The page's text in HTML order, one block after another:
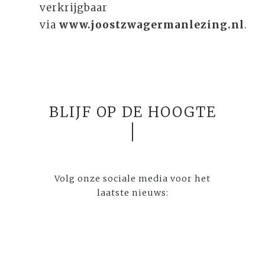
verkrijgbaar
viawww.joostzwagermanlezing.nl.
BLIJF OP DE HOOGTE
Volg onze sociale media voor het
laatste nieuws: